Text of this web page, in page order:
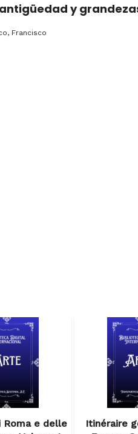
y
Francisco
Roma e delle
Itinéraire